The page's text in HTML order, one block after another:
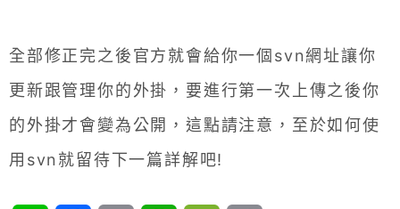
全部修正完之後官方就會給你一個svn網址讓你
更新跟管理你的外掛，要進行第一次上傳之後你
的外掛才會變為公開，這點請注意，至於如何使
用svn就留待下一篇詳解吧!